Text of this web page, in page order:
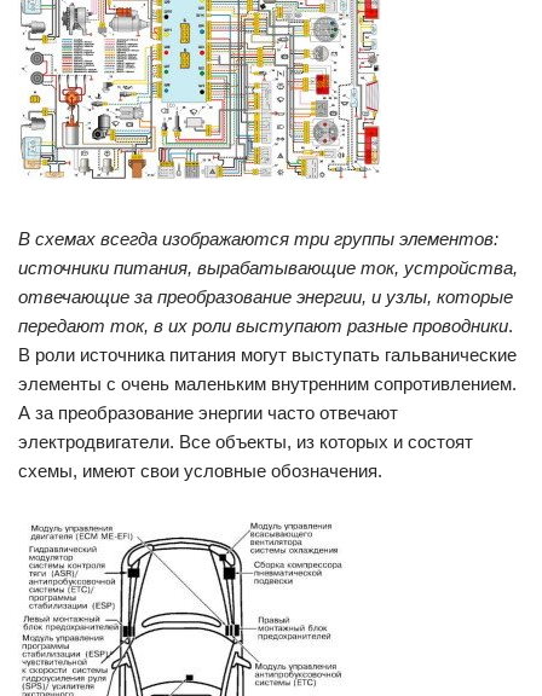
В схемах всегда изображаются три группы элементов:
источники питания, вырабатывающие ток, устройства,
отвечающие за преобразование энергии, и узлы, которые
передают ток, в их роли выступают разные проводники.
В роли источника питания могут выступать гальванические
элементы с очень маленьким внутренним сопротивлением.
А за преобразование энергии часто отвечают
электродвигатели. Все объекты, из которых и состоят
схемы, имеют свои условные обозначения.